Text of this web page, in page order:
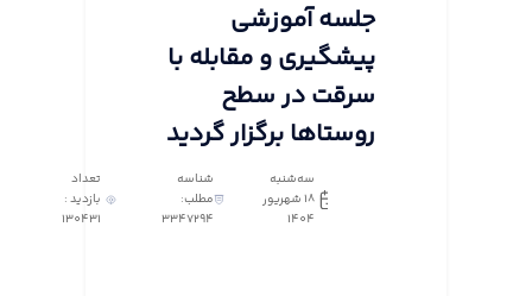
جلسه آموزشی
پیشگیری و مقابله با
سرقت در سطح
روستاها برگزار گردید
سه‌شنبه
18 شهریور
1404
شناسه
مطلب:
3347294
تعداد
بازدید :
130431